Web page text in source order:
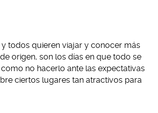
todos quieren viajar y conocer más
origen, son los días en que todo se
no hacerlo ante las expectativas
ciertos lugares tan atractivos para